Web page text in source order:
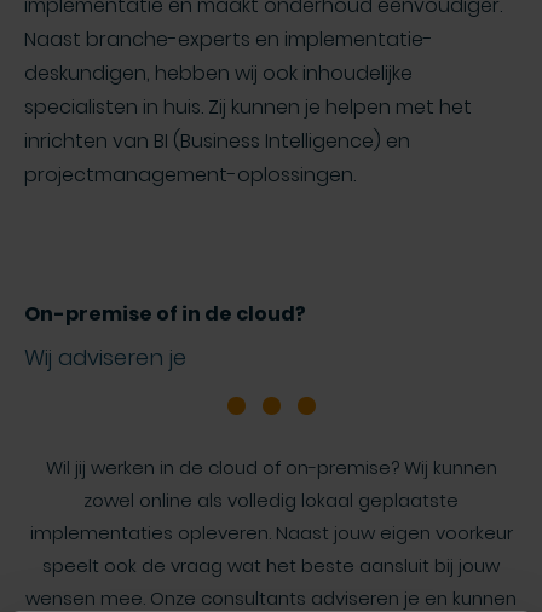
Naast branche-experts en implementatie-
deskundigen, hebben wij ook inhoudelijke
specialisten in huis. Zij kunnen je helpen met het
inrichten van BI (Business Intelligence) en
projectmanagement-oplossingen.
On-premise of in de cloud?
Wij adviseren je
Wil jij werken in de cloud of on-premise? Wij kunnen
zowel online als volledig lokaal geplaatste
implementaties opleveren. Naast jouw eigen voorkeur
speelt ook de vraag wat het beste aansluit bij jouw
wensen mee. Onze consultants adviseren je en kunnen